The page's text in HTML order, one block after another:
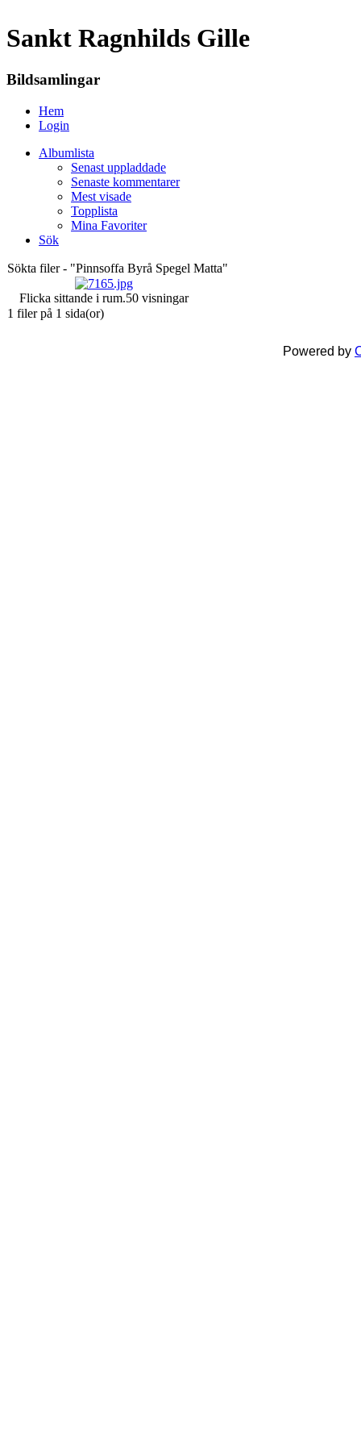
Sankt Ragnhilds Gille
Bildsamlingar
Hem
Login
Albumlista
Senast uppladdade
Senaste kommentarer
Mest visade
Topplista
Mina Favoriter
Sök
Sökta filer - "Pinnsoffa Byrå Spegel Matta"
Flicka sittande i rum.50 visningar
1 filer på 1 sida(or)
Powered by